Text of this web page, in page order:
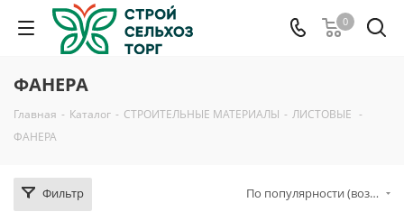
0
ФАНЕРА
Главная - Каталог - СТРОИТЕЛЬНЫЕ МАТЕРИАЛЫ - ЛИСТОВЫЕ -
ФАНЕРА
Фильтр По популярности (возрастание)